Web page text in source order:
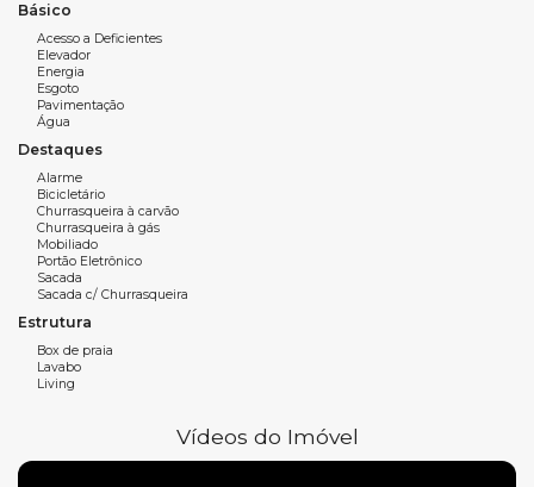
Salão de festas
Hall de entrada decorado e mobiliado
Brinquedoteca
Elevador
Espaço gourmet
Jacuzzi
Piscina adulto
Coworking
Entre em contato com a WOW
imobiliária em Balneário
Camboriúe saiba mais.
Básico
Acesso a Deficientes
Elevador
Energia
Esgoto
Pavimentação
Água
Destaques
Alarme
Bicicletário
Churrasqueira à carvão
Churrasqueira à gás
Mobiliado
Portão Eletrônico
Sacada
Sacada c/ Churrasqueira
Estrutura
Box de praia
Lavabo
Living
Vídeos do Imóvel